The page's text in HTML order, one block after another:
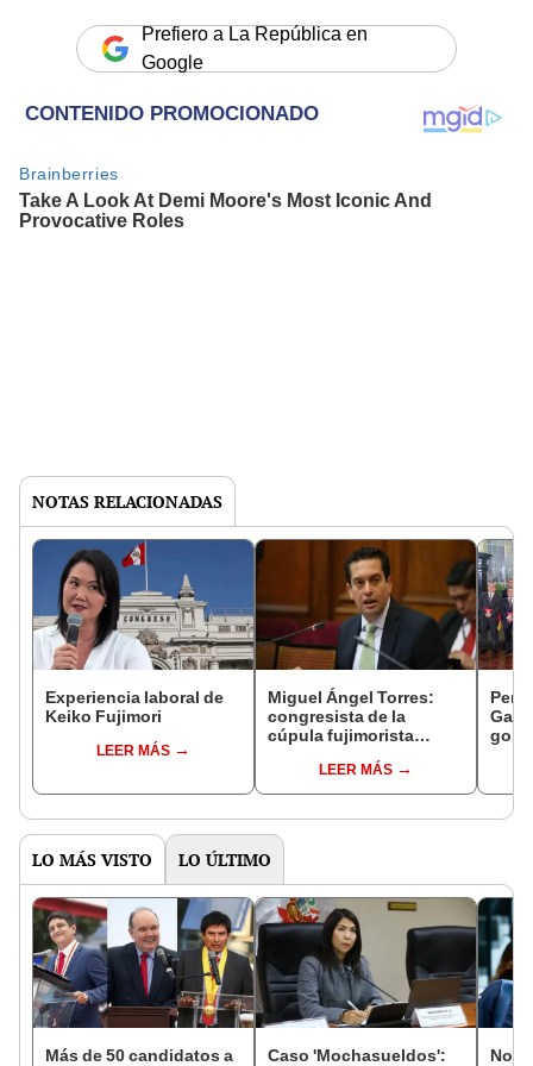
Prefiero a La República en
Google
NOTAS RELACIONADAS
Experiencia laboral de
Keiko Fujimori
LEER MÁS
Miguel Ángel Torres:
congresista de la
cúpula fujimorista
del SenadoLEER MÁS
LO MÁS VISTO LO ÚLTIMO
Más de 50 candidatos a
Caso 'Mochasueldos':